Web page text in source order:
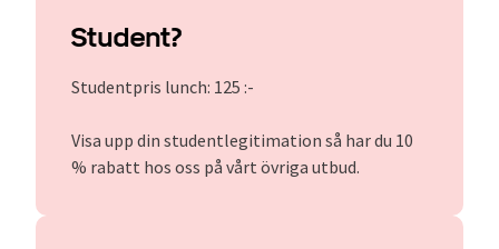
Student?
Studentpris lunch: 125 :-
Visa upp din studentlegitimation så har du 10
% rabatt hos oss på vårt övriga utbud.